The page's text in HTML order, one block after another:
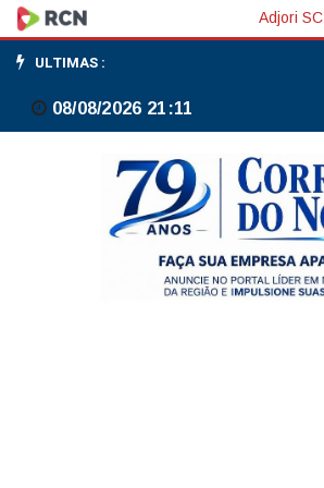
Plano
Safra
com
Adjori SC
ULTIMAS :
08/08/2026 21:11